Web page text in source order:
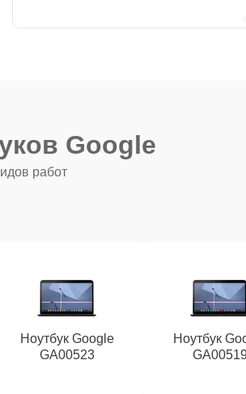
Google
работ
Ноутбук Google
GA00523
Ноутбук